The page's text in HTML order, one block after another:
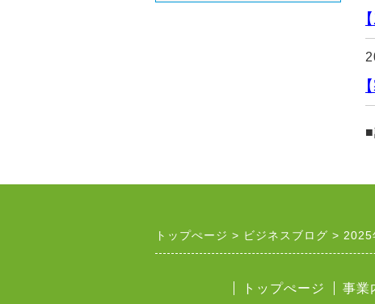
トップぺージ ビジネスブログ 2025
トップぺージ 事業